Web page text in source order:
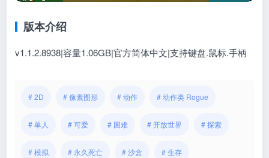
版本介绍
v1.1.2.8938|容量1.06GB|官方简体中文|支持键盘.鼠标.手柄
# 2D # 像素图形 # 动作 # 动作类 Rogue
# 单人 # 可爱 # 困难 # 开放世界 # 探索
# 模拟 # 永久死亡 # 沙盒 # 生存